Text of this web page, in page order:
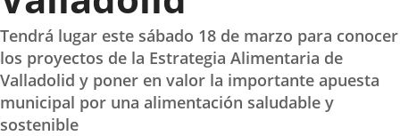
Tendrá lugar este sábado 18 de marzo para conocer
los proyectos de la Estrategia Alimentaria de
Valladolid y poner en valor la importante apuesta
municipal por una alimentación saludable y
sostenible